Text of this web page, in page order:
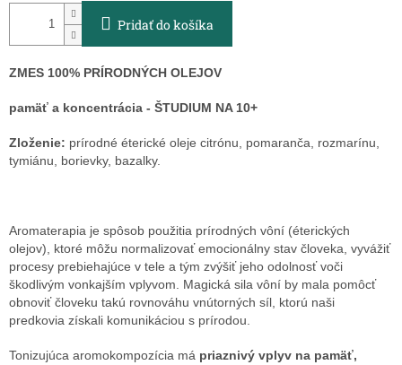
Pridať do košíka
ZMES 100% PRÍRODNÝCH OLEJOV
pamäť a koncentrácia - ŠTUDIUM NA 10+
Zloženie: prírodné éterické oleje citrónu, pomaranča, rozmarínu,
tymiánu, borievky, bazalky.
Aromaterapia je spôsob použitia prírodných vôní (éterických
olejov), ktoré môžu normalizovať emocionálny stav človeka, vyvážiť
procesy prebiehajúce v tele a tým zvýšiť jeho odolnosť voči
škodlivým vonkajším vplyvom. Magická sila vôní by mala pomôcť
obnoviť človeku takú rovnováhu vnútorných síl, ktorú naši
predkovia získali komunikáciou s prírodou.
Tonizujúca aromokompozícia má priaznivý vplyv na pamäť,